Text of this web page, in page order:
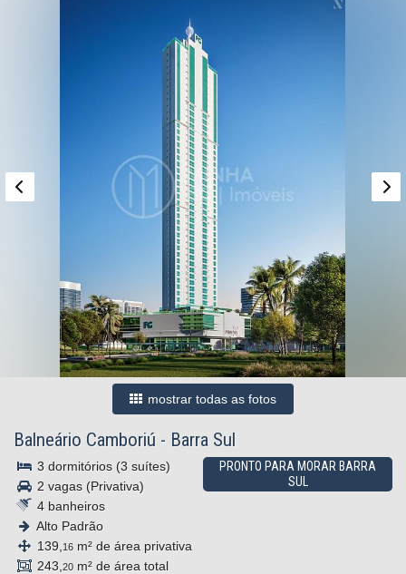
mostrar todas as fotos
Balneário Camboriú - Barra Sul
PRONTO PARA MORAR BARRA
SUL
3 dormitórios (3 suítes)
2 vagas (Privativa)
4 banheiros
Alto Padrão
139, 16 m² de área privativa
243, 20 m² de área total